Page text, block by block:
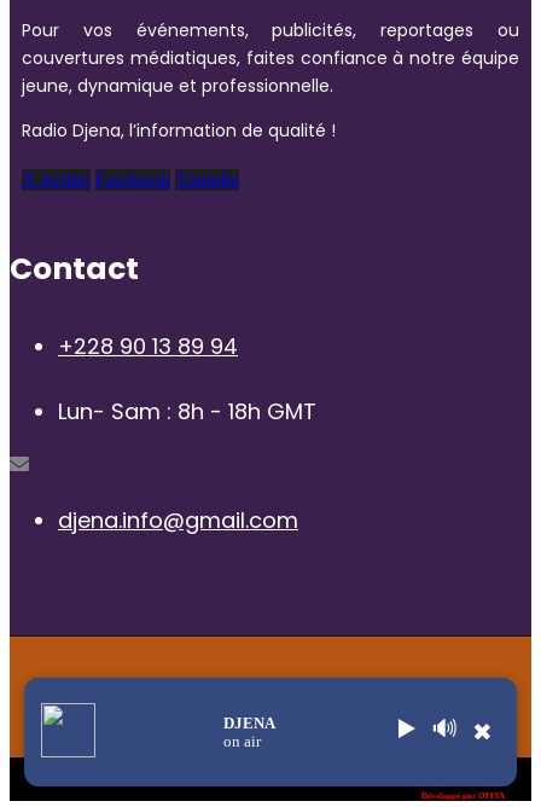
Pour vos événements, publicités, reportages ou
couvertures médiatiques, faites confiance à notre équipe
jeune, dynamique et professionnelle.
Radio Djena, l’information de qualité !
X-twitter Facebook Youtube
Contact
+228 90 13 89 94
Lun- Sam : 8h - 18h GMT
djena.info@gmail.com
© 2025 | Radio Djena, tous droits reservés
DJENA
on air
▶️ 🔊 ✖
Développé par OTIYA